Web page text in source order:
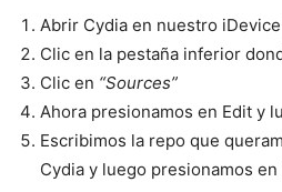
Abrir Cydia en nuestro iDevice
Clic en la pestaña inferior
Clic en “Sources”
Ahora presionamos en Edit y
Escribimos la repo que
Cydia y luego presionamos en